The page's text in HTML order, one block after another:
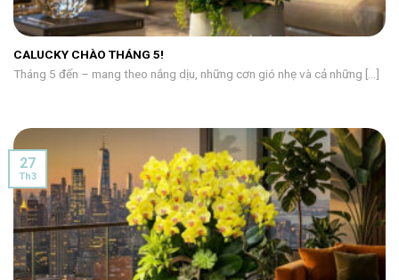
CALUCKY CHÀO THÁNG 5!
Tháng 5 đến – mang theo nắng dịu, những cơn gió nhẹ và cả những [...]
27
Th3